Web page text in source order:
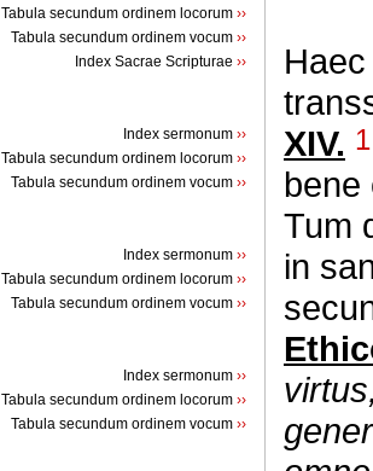
Tabula secundum ordinem locorum ››
Tabula secundum ordinem vocum ››
Index Sacrae Scripturae ››
Index sermonum ››
Tabula secundum ordinem locorum ››
Tabula secundum ordinem vocum ››
Index sermonum ››
Tabula secundum ordinem locorum ››
Tabula secundum ordinem vocum ››
Index sermonum ››
Tabula secundum ordinem locorum ››
Tabula secundum ordinem vocum ››
XIV. 1
bene
Tum
in